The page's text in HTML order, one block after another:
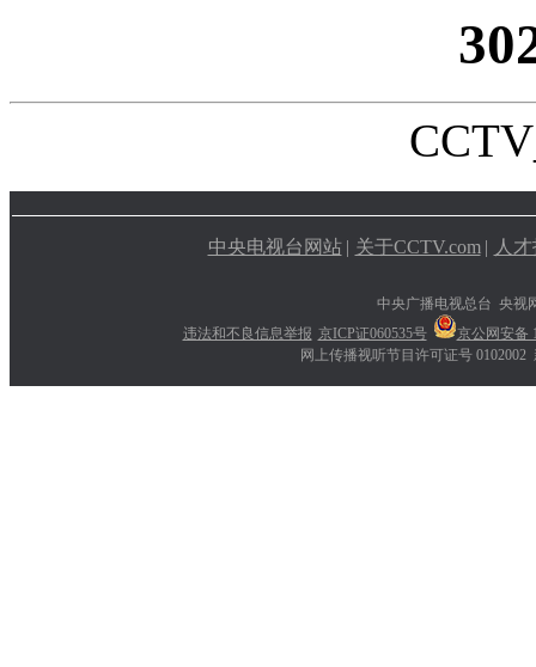
中央电视台网站 | 关于CCTV.com | 人
中央广播电视总台 央视
违法和不良信息举报 京ICP证060535号
京公网安备
网上传播视听节目许可证号 0102002